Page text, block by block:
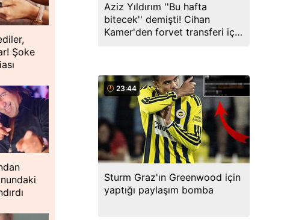
Şoke
Aziz Yıldırım ''Bu hafta
bitecek'' demişti! Cihan
Kamer'den forvet transferi için
23:44
Sturm Graz'ın Greenwood için
yaptığı paylaşım bomba